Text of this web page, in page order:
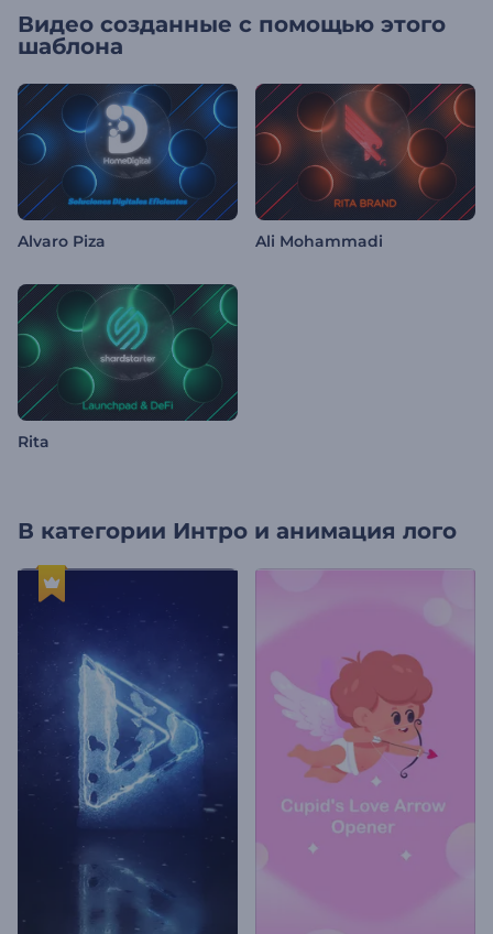
Видео созданные с помощью этого
шаблона
Alvaro Piza Ali Mohammadi
Rita
В категории Интро и анимация лого